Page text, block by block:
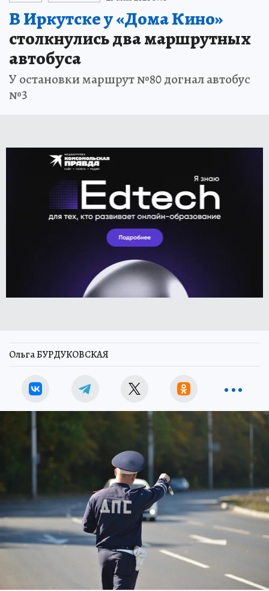
В Иркутске у «Дома Кино»
столкнулись два маршрутных
автобуса
У остановки маршрут №80 догнал автобус
№3
Ольга БУРДУКОВСКАЯ